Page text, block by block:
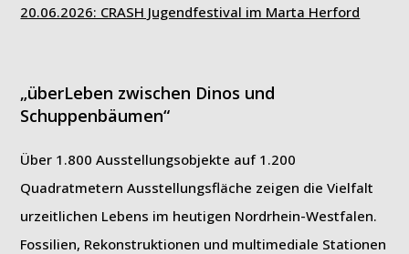
20.06.2026: CRASH Jugendfestival im Marta Herford
„überLeben zwischen Dinos und
Schuppenbäumen“
Über 1.800 Ausstellungsobjekte auf 1.200
Quadratmetern Ausstellungsfläche zeigen die Vielfalt
urzeitlichen Lebens im heutigen Nordrhein-Westfalen.
Fossilien, Rekonstruktionen und multimediale Stationen